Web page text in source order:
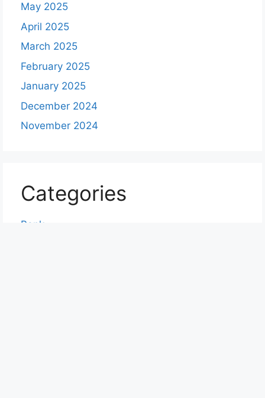
May 2025
April 2025
March 2025
February 2025
January 2025
December 2024
November 2024
Categories
Bank